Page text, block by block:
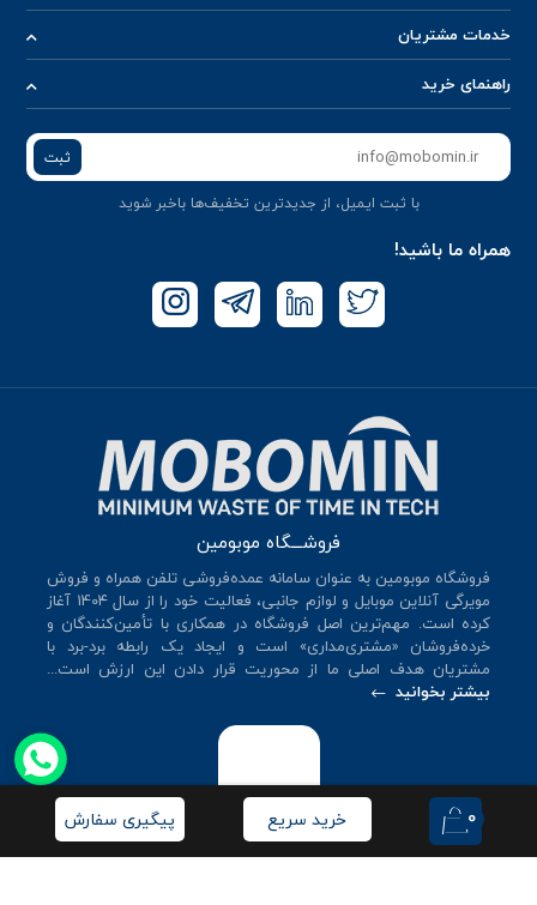
خدمات مشتریان
راهنمای خرید
ثبت
با ثبت ایمیل، از جدید‌ترین تخفیف‌ها با‌خبر شوید
همراه ما باشید!
فروشـــگاه موبومین
فروشگاه موبومین به عنوان سامانه عمده‌فروشی تلفن همراه و فروش
مویرگی آنلاین موبایل و لوازم جانبی، فعالیت خود را از سال 140۴ آغاز
کرده است. مهم‌ترین اصل فروشگاه در همکاری با تأمین‌کنندگان و
خرده‌فروشان «مشتری‌مداری» است و ایجاد یک رابطه برد-برد با
مشتریان هدف اصلی ما از محوریت قرار دادن این ارزش است...
بیشتر بخوانید
0 خرید سریع پیگیری سفارش